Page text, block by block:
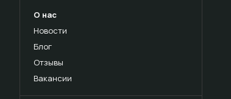
О нас
Новости
Блог
Отзывы
Вакансии